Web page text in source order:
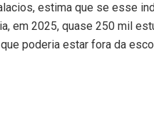
estima que se esse
em 2025, quase 250 mil
poderia estar fora da